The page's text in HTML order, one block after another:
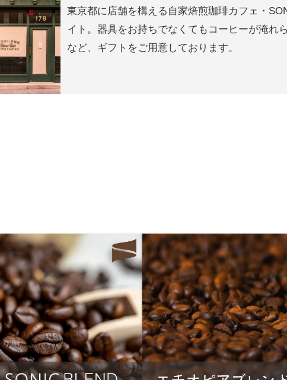
東京都に店舗を構える自家焙煎珈琲カフェ・
イト。器具をお持ちでなくてもコーヒーが淹れ
など、ギフトをご用意しております。